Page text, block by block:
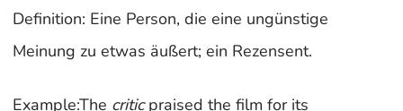
Definition: Eine Person, die eine ungünstige
Meinung zu etwas äußert; ein Rezensent.
Example:The criticpraised the film for its